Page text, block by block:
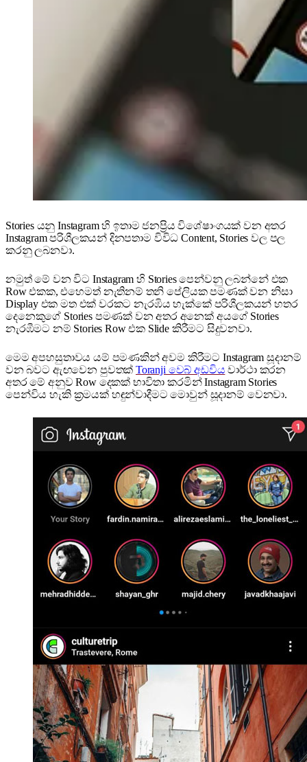
Stories යනු Instagram හි ඉතාම ජනප්‍රිය විශේෂාංගයක් වන අතර
Instagram පරිශීලකයන් දිනපතාම විවිධ Content, Stories වල පල
කරනු ලබනවා.
නමුත් මේ වන විට Instagram හි Stories පෙන්වනු ලබන්නේ එක
Row එකක, එහෙමත් නැතිනම් තනි පේලියක පමණක් වන නිසා
Display එක මත එක් වරකට නැරඹිය හැක්කේ පරිශීලකයන් හතර
දෙනෙකුගේ Stories පමණක් වන අතර අනෙක් අයගේ Stories
නැරඹීමට නම් Stories Row එක Slide කිරීමට සිදුවනවා.
මෙම අපහසුතාවය යම් පමණකින් අවම කිරීමට Instagram සූදානම්
වන බවට ඇඟවෙන පුවතක්Toranji වෙබ් අඩවිය වාර්ථා කරන
අතර මේ අනුව Row දෙකක් භාවිතා කරමින් Instagram Stories
පෙන්විය හැකි ක්‍රමයක් හඳුන්වාදීමට මොවුන් සූදානම් වෙනවා.